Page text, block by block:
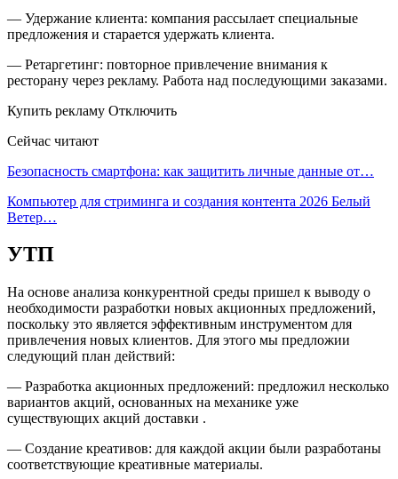
— Удержание клиента: компания рассылает специальные
предложения и старается удержать клиента.
— Ретаргетинг: повторное привлечение внимания к
ресторану через рекламу. Работа над последующими заказами.
Купить рекламу Отключить
Сейчас читают
Безопасность смартфона: как защитить личные данные от…
Компьютер для стриминга и создания контента 2026 Белый
Ветер…
УТП
На основе анализа конкурентной среды пришел к выводу о
необходимости разработки новых акционных предложений,
поскольку это является эффективным инструментом для
привлечения новых клиентов. Для этого мы предложии
следующий план действий:
— Разработка акционных предложений: предложил несколько
вариантов акций, основанных на механике уже
существующих акций доставки .
— Создание креативов: для каждой акции были разработаны
соответствующие креативные материалы.